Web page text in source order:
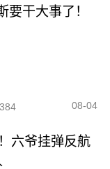
要干大事了！
08-04
六爷挂弹反航